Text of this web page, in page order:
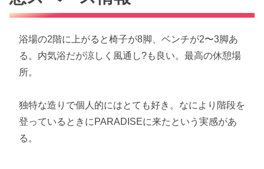
浴場の2階に上がると椅子が8脚、ベンチが2〜3脚あ
る。内気浴だが涼しく風通し?も良い。最高の休憩場
所。
独特な造りで個人的にはとても好き。なにより階段を
登っているときにPARADISEに来たという実感があ
る。